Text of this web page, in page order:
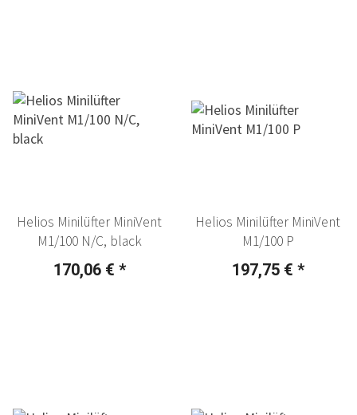
Helios Minilüfter MiniVent
M1/100 N/C, black
170,06 € *
Helios Minilüfter MiniVent
M1/100 P
197,75 € *